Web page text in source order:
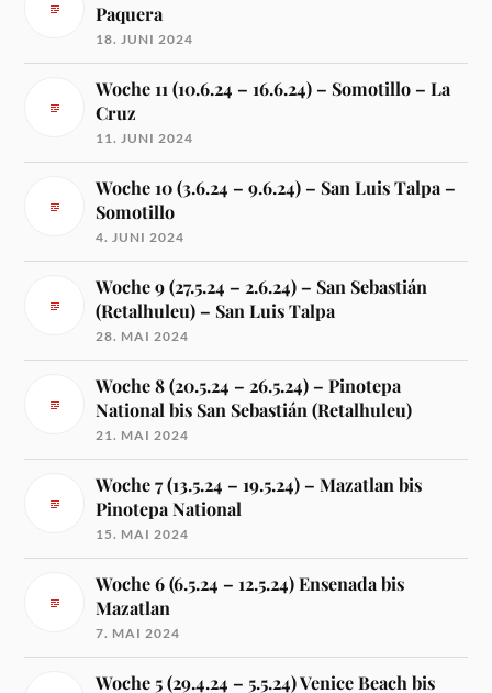
Paquera
18. JUNI 2024
Woche 11 (10.6.24 – 16.6.24) – Somotillo – La
Cruz
11. JUNI 2024
Woche 10 (3.6.24 – 9.6.24) – San Luis Talpa –
Somotillo
4. JUNI 2024
Woche 9 (27.5.24 – 2.6.24) – San Sebastián
(Retalhuleu) – San Luis Talpa
28. MAI 2024
Woche 8 (20.5.24 – 26.5.24) – Pinotepa
National bis San Sebastián (Retalhuleu)
21. MAI 2024
Woche 7 (13.5.24 – 19.5.24) – Mazatlan bis
Pinotepa National
15. MAI 2024
Woche 6 (6.5.24 – 12.5.24) Ensenada bis
Mazatlan
7. MAI 2024
Woche 5 (29.4.24 – 5.5.24) Venice Beach bis